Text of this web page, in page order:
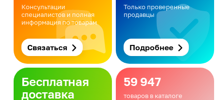
Консультации
специалистов и полная
информация по товарам
Связаться
Только проверенные
продавцы
Подробнее
Бесплатная
доставка
59 947
товаров в каталоге